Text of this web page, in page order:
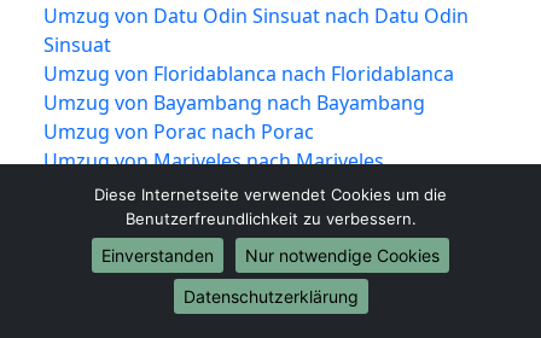
Umzug von Datu Odin Sinsuat nach Datu Odin
Sinsuat
Umzug von Floridablanca nach Floridablanca
Umzug von Bayambang nach Bayambang
Umzug von Porac nach Porac
Umzug von Mariveles nach Mariveles
Umzug von Laoag nach Laoag
Umzug von Parang nach Parang
Umzug von Himamaylan nach Himamaylan
Umzug von Bislig nach Bislig
Umzug von Santa Cruz nach Santa Cruz
Diese Internetseite verwendet Cookies um die
Benutzerfreundlichkeit zu verbessern.
Einverstanden
Nur notwendige Cookies
Datenschutzerklärung